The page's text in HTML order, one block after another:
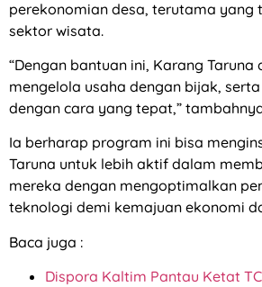
perekonomian desa, terutama yang
sektor wisata.
“Dengan bantuan ini, Karang
mengelola usaha dengan bijak,
dengan cara yang tepat,”
Ia berharap program ini bisa
Taruna untuk lebih aktif dalam
mereka dengan mengoptimalkan
teknologi demi kemajuan ekonomi
Baca juga :
Dispora Kaltim Pantau Ketat